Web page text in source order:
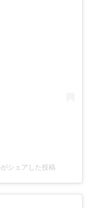
シェアした投稿